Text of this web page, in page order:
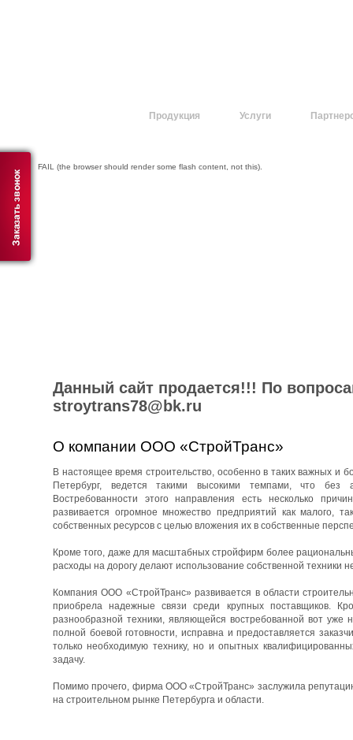
Продукция Услуги
FAIL (the browser should render some flash content, not this).
Данный сайт продается!!! По
stroytrans78@bk.ru
О компании ООО «СтройТранс»
В настоящее время строительство, особенно в таких важных и
Петербург, ведется такими высокими темпами, что без
Востребованности этого направления есть несколько
развивается огромное множество предприятий как малого,
собственных ресурсов с целью вложения их в собственные
Кроме того, даже для масштабных стройфирм более
расходы на дорогу делают использование собственной техники
Компания ООО «СтройТранс» развивается в области
приобрела надежные связи среди крупных поставщиков.
разнообразной техники, являющейся востребованной вот уже
полной боевой готовности, исправна и предоставляется
только необходимую технику, но и опытных
задачу.
Помимо прочего, фирма ООО «СтройТранс» заслужила
на строительном рынке Петербурга и области.